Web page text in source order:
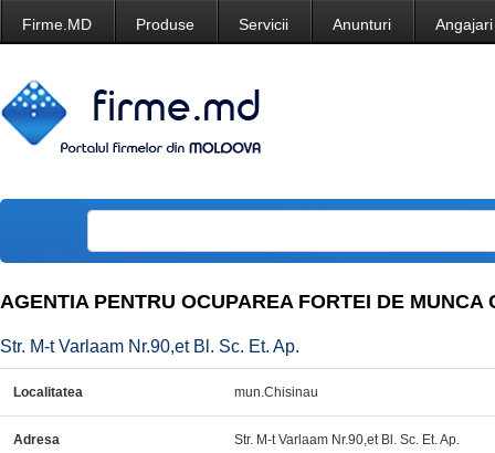
Firme.MD Produse Servicii Anunturi Angajari
AGENTIA PENTRU OCUPAREA FORTEI DE MUNCA
Str. M-t Varlaam Nr.90,et Bl. Sc. Et. Ap.
Localitatea mun.Chisinau
Adresa Str. M-t Varlaam Nr.90,et Bl. Sc. Et. Ap.